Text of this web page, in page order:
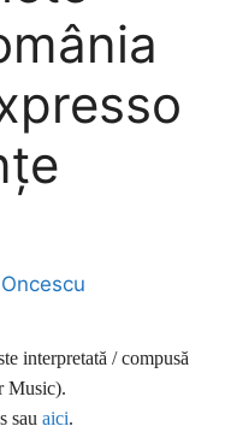
interpretată / compusă
Music).
sau aici.